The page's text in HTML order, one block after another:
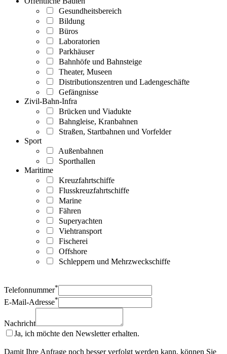
Gesundheitsbereich
Bildung
Büros
Laboratorien
Parkhäuser
Bahnhöfe und Bahnsteige
Theater, Museen
Distributionszentren und Ladengeschäfte
Gefängnisse
Zivil-Bahn-Infra
Brücken und Viadukte
Bahngleise, Kranbahnen
Straßen, Startbahnen und Vorfelder
Sport
Außenbahnen
Sporthallen
Maritime
Kreuzfahrtschiffe
Flusskreuzfahrtschiffe
Marine
Fähren
Superyachten
Viehtransport
Fischerei
Offshore
Schleppern und Mehrzweckschiffe
Telefonnummer*
E-Mail-Adresse*
Nachricht
Ja, ich möchte den Newsletter erhalten.
Damit Ihre Anfrage noch besser verfolgt werden kann, können Sie